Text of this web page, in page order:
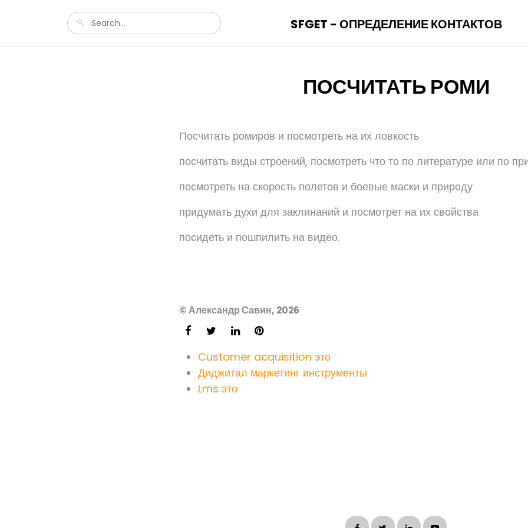
SFGET - ОПРЕДЕЛЕНИЕ КОНТАКТОВ
ПОСЧИТАТЬ РОМИ
Посчитать ромиров и посмотреть на их ловкость
посчитать виды строений, посмотреть что то по литературе или по
посмотреть на скорость полетов и боевые маски и природу
придумать духи для заклинаний и посмотрет на их свойства
посидеть и пошпилить на видео.
© Александр Савин, 2026
Customer acquisition это
Диджитал маркетинг инструменты
Lms это